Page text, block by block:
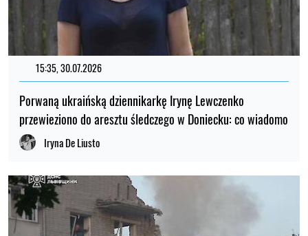
15:35, 30.07.2026
Porwaną ukraińską dziennikarkę Irynę Lewczenko
przewieziono do aresztu śledczego w Doniecku: co wiadomo
Iryna De Liusto